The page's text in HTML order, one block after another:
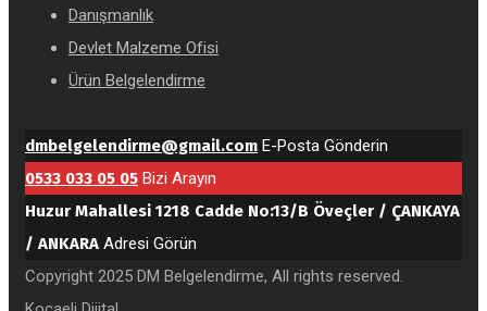
Danışmanlık
Devlet Malzeme Ofisi
Ürün Belgelendirme
dmbelgelendirme@gmail.com E-Posta Gönderin
0533 033 05 05 Bizi Arayın
Huzur Mahallesi 1218 Cadde No:13/B Öveçler / ÇANKAYA
/ ANKARA Adresi Görün
Copyright 2025 DM Belgelendirme, All rights reserved.